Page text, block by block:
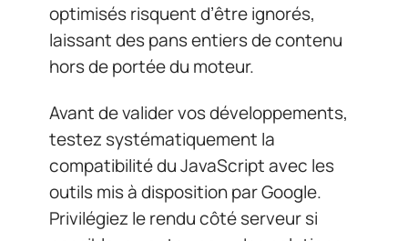
optimisés risquent d’être ignorés,
laissant des pans entiers de contenu
hors de portée du moteur.
Avant de valider vos développements,
testez systématiquement la
compatibilité du JavaScript avec les
outils mis à disposition par Google.
Privilégiez le rendu côté serveur si